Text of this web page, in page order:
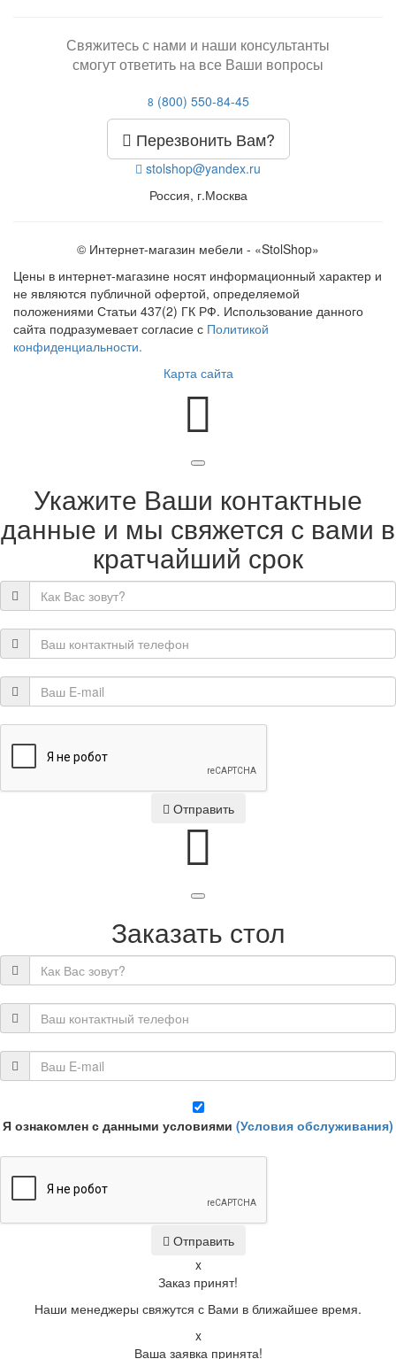
Свяжитесь с нами и наши консультанты
смогут ответить на все Ваши вопросы
8 (800) 550-84-45
Перезвонить Вам?
stolshop@yandex.ru
Россия, г.Москва
© Интернет-магазин мебели - «StolShop»
Цены в интернет-магазине носят информационный характер и
не являются публичной офертой, определяемой
положениями Статьи 437(2) ГК РФ. Использование данного
сайта подразумевает согласие с Политикой
конфиденциальности.
Карта сайта
Укажите Ваши контактные
данные и мы свяжется с вами в
кратчайший срок
Отправить
Заказать стол
Я ознакомлен с данными условиями (Условия обслуживания)
Отправить
x
Заказ принят!
Наши менеджеры свяжутся с Вами в ближайшее время.
x
Ваша заявка принята!